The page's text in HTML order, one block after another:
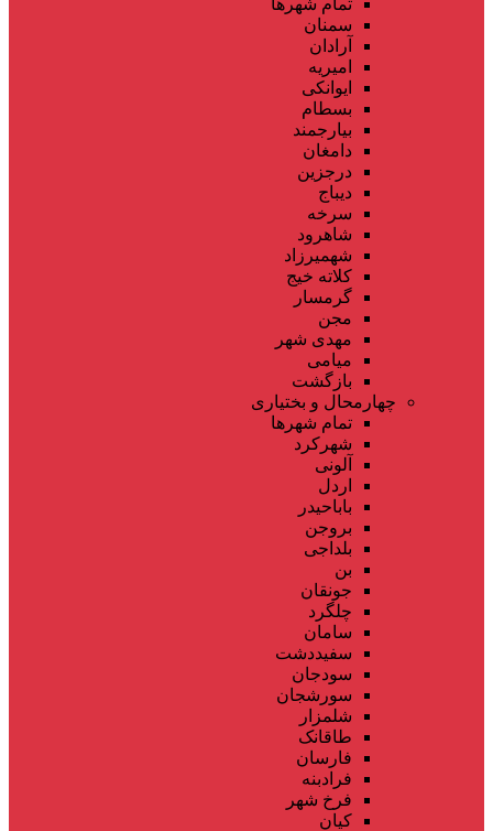
سمنان
آرادان
امیریه
ایوانکی
بسطام
بیارجمند
دامغان
درجزین
دیباج
سرخه
شاهرود
شهمیرزاد
کلاته خیج
گرمسار
مجن
مهدی شهر
میامی
بازگشت
چهارمحال و بختیاری
تمام شهر‌ها
شهرکرد
آلونی
اردل
باباحیدر
بروجن
بلداجی
بن
جونقان
چلگرد
سامان
سفیددشت
سودجان
سورشجان
شلمزار
طاقانک
فارسان
فرادبنه
فرخ شهر
کیان